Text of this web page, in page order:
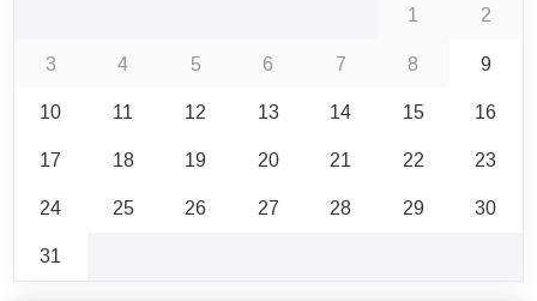
1
2
3
4 5 6 7 8
9
10
11 12 13 14 15
16
17
18 19 20 21 22
23
24
25 26 27 28 29
30
31